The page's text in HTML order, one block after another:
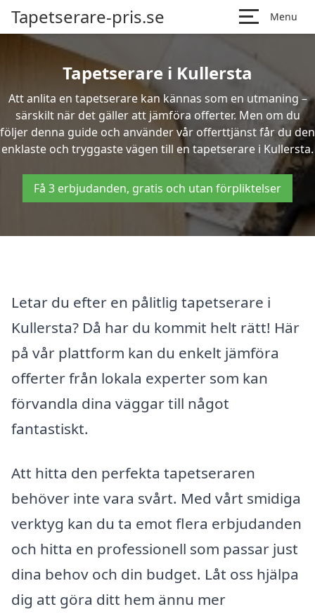
Tapetserare-pris.se Menu
Tapetserare i Kullersta
Att anlita en tapetserare kan kännas som en utmaning –
särskilt när det gäller att jämföra offerter. Men om du
följer denna guide och använder vår offerttjänst får du den
enklaste och tryggaste vägen till en tapetserare i Kullersta.
Få 3 erbjudanden, gratis och utan förpliktelser
Letar du efter en pålitlig tapetserare i
Kullersta? Då har du kommit helt rätt! Här
på vår plattform kan du enkelt jämföra
offerter från lokala experter som kan
förvandla dina väggar till något
fantastiskt.
Att hitta den perfekta tapetseraren
behöver inte vara svårt. Med vårt smidiga
verktyg kan du ta emot flera erbjudanden
och hitta en professionell som passar just
dina behov och din budget. Låt oss hjälpa
dig att göra ditt hem ännu mer